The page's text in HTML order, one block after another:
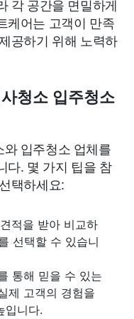
각 공간을 면밀하게
케어는 고객이 만족
공하기 위해 노력하
청소 입주청소
입주청소 업체를
다. 몇 가지 팁을 참
택하세요:
적을 받아 비교하
선택할 수 있습니
통해 믿을 수 있는
제 고객의 경험을
입니다.